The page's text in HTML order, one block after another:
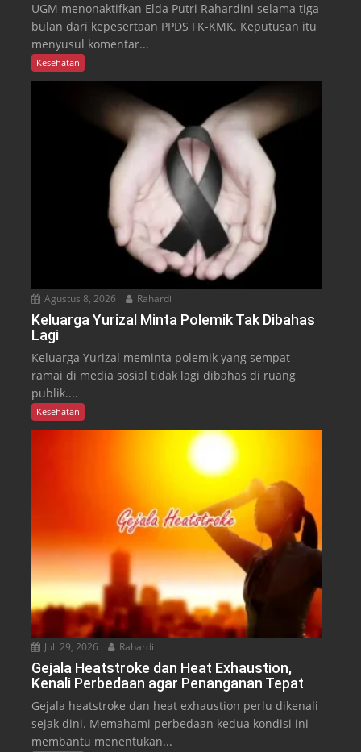
UGM menonaktifkan Elda Putri Rahardini selama tiga
bulan dari kepesertaan PPDS FK-KMK. Keputusan itu
menyusul komentar...
Kesehatan
Agustus 8, 2026 Rahardi
Keluarga Yurizal Minta Polemik Tak Dibahas
Lagi
Keluarga Yurizal meminta polemik yang sempat
ramai di media sosial tidak lagi dibahas di ruang
publik....
Kesehatan
Juli 29, 2026 Rahardi
Gejala Heatstroke dan Heat Exhaustion,
Kenali Perbedaan agar Penanganan Tepat
Gejala heatstroke dan heat exhaustion perlu dikenali
sejak dini. Memahami perbedaan kedua kondisi ini
membantu menentukan...